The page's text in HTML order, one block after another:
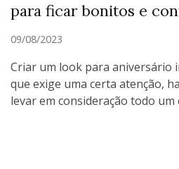
para ficar bonitos e
09/08/2023
Criar um look para aniversário
que exige uma certa atenção,
levar em consideração todo